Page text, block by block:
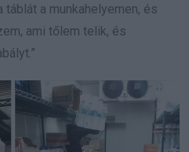
a munkahelyemen, és
ami tőlem telik, és